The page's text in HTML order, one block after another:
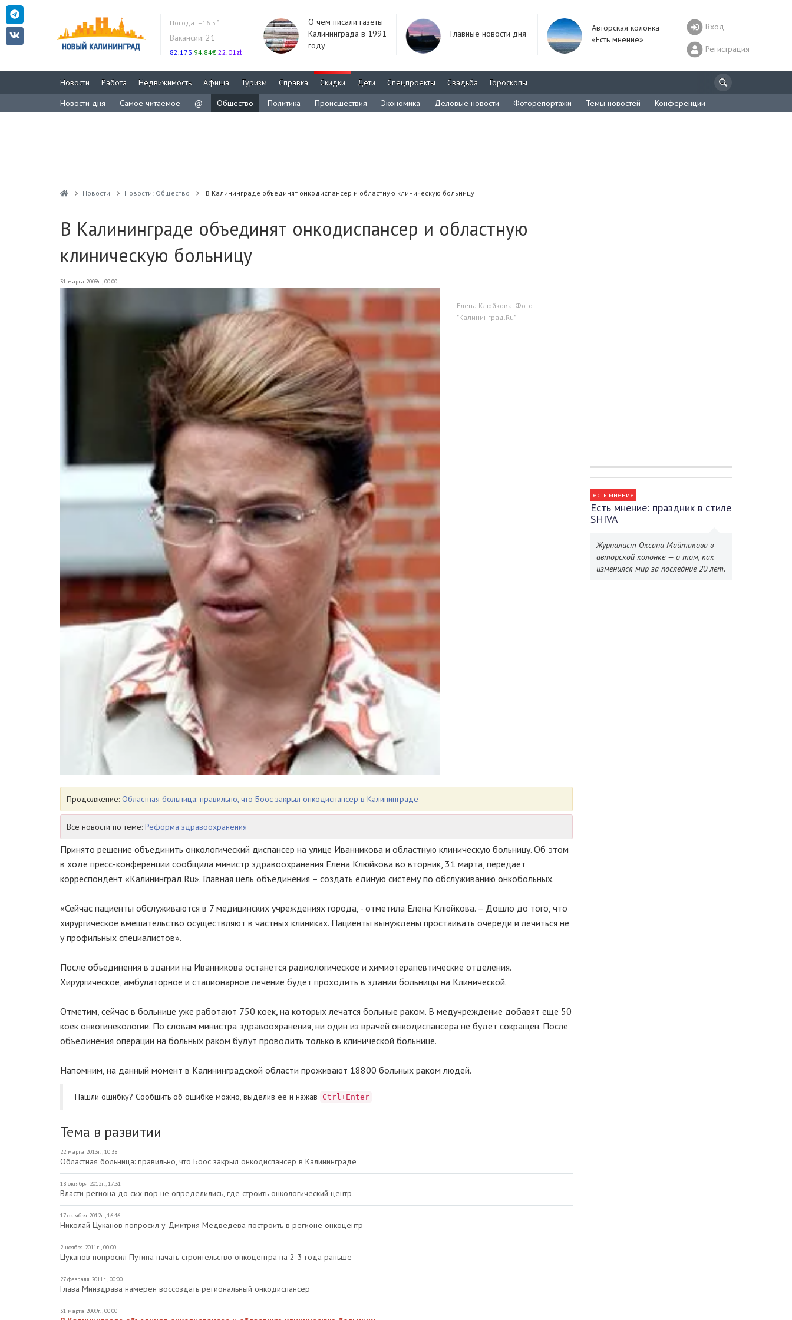
Погода: +16.5°
Вакансии: 21
82.17$ 94.84€ 22.01zł
О чём писали газеты
Калининграда в 1991
году
Главные новости дня
Авторская колонка
«Есть мнение»
Вход
Регистрация
Новости Работа Недвижимость Афиша Туризм Справка Скидки Дети Спецпроекты Свадьба
Гороскопы
Новости дня
Самое читаемое @ Общество Политика Происшествия Экономика Деловые новости Фоторепортажи Темы новостей Конференции
Новости Новости: Общество В Калининграде объединят онкодиспансер и областную клиническую больницу
В Калининграде объединят онкодиспансер и областную
клиническую больницу
31 марта 2009г., 00:00
Елена Клюйкова. Фото
"Калининград.Ru"
Продолжение: Областная больница: правильно, что Боос закрыл онкодиспансер в Калининграде
Все новости по теме: Реформа здравоохранения
Принято решение объединить онкологический диспансер на улице Иванникова и областную клиническую больницу. Об этом
в ходе пресс-конференции сообщила министр здравоохранения Елена Клюйкова во вторник, 31 марта, передает
корреспондент «Калининград.Ru». Главная цель объединения – создать единую систему по обслуживанию онкобольных.
«Сейчас пациенты обслуживаются в 7 медицинских учреждениях города, - отметила Елена Клюйкова. – Дошло до того, что
хирургическое вмешательство осуществляют в частных клиниках. Пациенты вынуждены простаивать очереди и лечиться не
у профильных специалистов».
После объединения в здании на Иванникова останется радиологическое и химиотерапевтические отделения.
Хирургическое, амбулаторное и стационарное лечение будет проходить в здании больницы на Клинической.
Отметим, сейчас в больнице уже работают 750 коек, на которых лечатся больные раком. В медучреждение добавят еще 50
коек онкогинекологии. По словам министра здравоохранения, ни один из врачей онкодиспансера не будет сокращен. После
объединения операции на больных раком будут проводить только в клинической больнице.
Напомним, на данный момент в Калининградской области проживают 18800 больных раком людей.
Нашли ошибку? Cообщить об ошибке можно, выделив ее и нажав Ctrl+Enter
Тема в развитии
22 марта 2013г., 10:38
Областная больница: правильно, что Боос закрыл онкодиспансер в Калининграде
18 октября 2012г., 17:31
Власти региона до сих пор не определились, где строить онкологический центр
17 октября 2012г., 16:46
Николай Цуканов попросил у Дмитрия Медведева построить в регионе онкоцентр
2 ноября 2011г., 00:00
Цуканов попросил Путина начать строительство онкоцентра на 2-3 года раньше
27 февраля 2011г., 00:00
Глава Минздрава намерен воссоздать региональный онкодиспансер
31 марта 2009г., 00:00
есть мнение
Есть мнение: праздник в стиле
SHIVA
Журналист Оксана Майтакова в
авторской колонке — о том, как
изменился мир за последние 20 лет.